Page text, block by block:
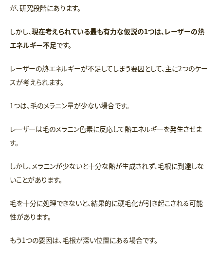
が、研究段階にあります。
しかし、現在考えられている最も有力な仮説の1つは、レーザーの熱
エネルギー不足です。
レーザーの熱エネルギーが不足してしまう要因として、主に2つのケー
スが考えられます。
1つは、毛のメラニン量が少ない場合です。
レーザーは毛のメラニン色素に反応して熱エネルギーを発生させま
す。
しかし、メラニンが少ないと十分な熱が生成されず、毛根に到達しな
いことがあります。
毛を十分に処理できないと、結果的に硬毛化が引き起こされる可能
性があります。
もう1つの要因は、毛根が深い位置にある場合です。